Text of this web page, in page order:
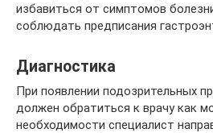
избавиться от симптомов
соблюдать предписания
Диагностика
При появлении подозрительных
должен обратиться к врачу как
необходимости специалист